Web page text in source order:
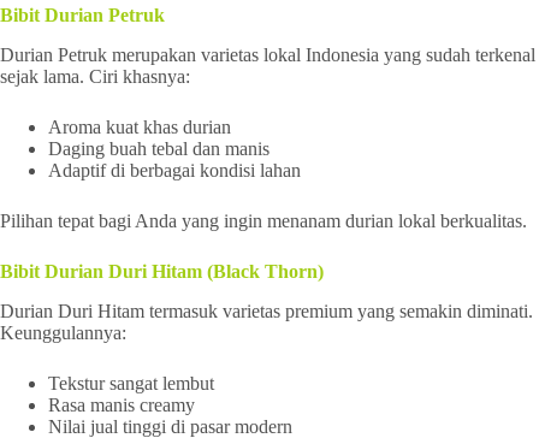
Bibit Durian Petruk
Durian Petruk merupakan varietas lokal Indonesia yang sudah terkenal
sejak lama. Ciri khasnya:
Aroma kuat khas durian
Daging buah tebal dan manis
Adaptif di berbagai kondisi lahan
Pilihan tepat bagi Anda yang ingin menanam durian lokal berkualitas.
Bibit Durian Duri Hitam (Black Thorn)
Durian Duri Hitam termasuk varietas premium yang semakin diminati.
Keunggulannya:
Tekstur sangat lembut
Rasa manis creamy
Nilai jual tinggi di pasar modern